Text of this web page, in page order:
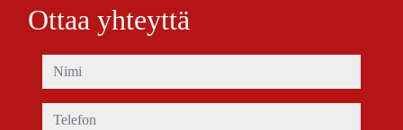
Ottaa yhteyttä
nimi
telefon